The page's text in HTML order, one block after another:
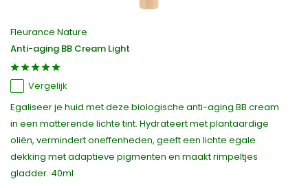
Fleurance Nature
Anti-aging BB Cream Light
Vergelijk
Egaliseer je huid met deze biologische anti-aging BB cream
in een matterende lichte tint. Hydrateert met plantaardige
oliën, vermindert oneffenheden, geeft een lichte egale
dekking met adaptieve pigmenten en maakt rimpeltjes
gladder. 40ml